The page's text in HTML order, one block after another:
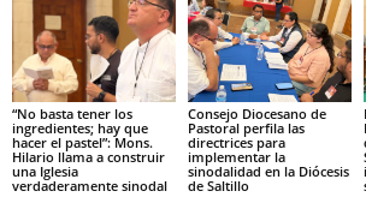
“No basta tener los
ingredientes; hay que
hacer el pastel”: Mons.
Hilario llama a construir
una Iglesia
verdaderamente sinodal
Consejo Diocesano de
Pastoral perfila las
directrices para
implementar la
sinodalidad en la Diócesis
de Saltillo